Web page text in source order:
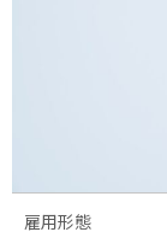
雇用形態